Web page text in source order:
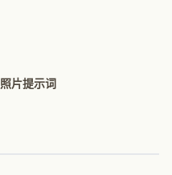
照片提示词